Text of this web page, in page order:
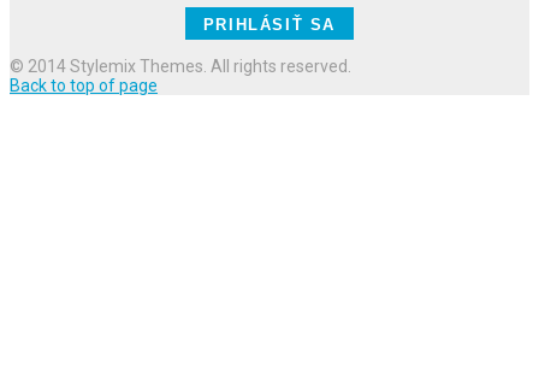
© 2014 Stylemix Themes. All rights reserved.
Back to top of page